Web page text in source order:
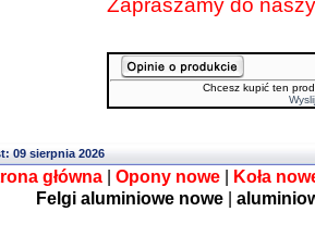
Zapraszamy do
Chcesz kupić ten
09 sierpnia 2026
główna| Opony nowe|
Koła
Felgi aluminiowe nowe|